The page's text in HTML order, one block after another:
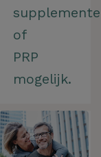
of
PRP
mogelijk.